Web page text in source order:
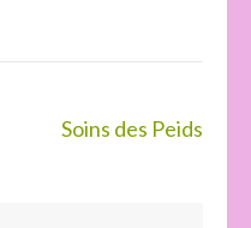
Soins des Peids